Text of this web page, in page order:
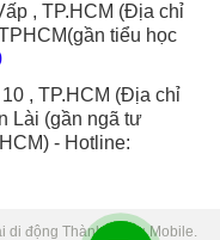
, TP.HCM (Địa chỉ
tiểu học
, TP.HCM (Địa chỉ
Lài (gần ngã tư
- Hotline:
di động Thành Trung Mobile.